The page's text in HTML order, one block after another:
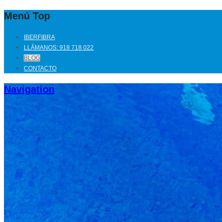
Menú Top
IBERFIBRA
LLÁMANOS: 918 718 022
BLOG
CONTACTO
Navigation